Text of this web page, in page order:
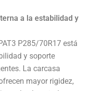
a la estabilidad y
P285/70R17 está
y soporte
La carcasa
mayor rigidez,